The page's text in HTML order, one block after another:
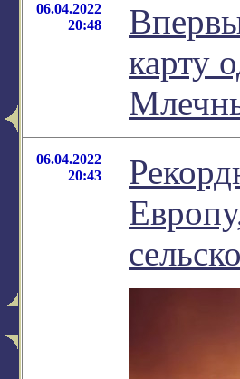
06.04.2022
20:48
карту
06.04.2022
20:43